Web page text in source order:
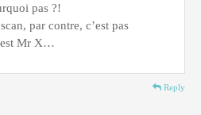
pas ?!
par contre, c’est pas
Mr X…
Reply